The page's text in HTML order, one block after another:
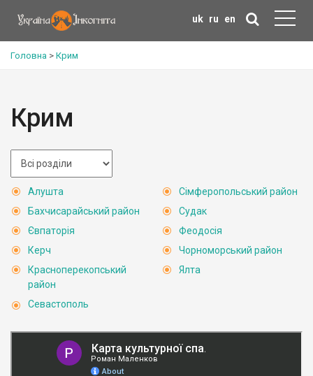
uk ru en
Головна > Крим
Крим
Алушта
Бахчисарайський район
Євпаторія
Керч
Красноперекопський
район
Севастополь
Сімферопольський район
Судак
Феодосія
Чорноморський район
Ялта